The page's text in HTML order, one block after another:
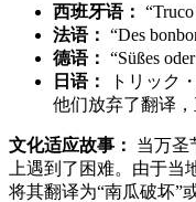
西班牙语：
法语： “Des
德语： “Süßes
日语：
トリック
他们放弃了翻译
文化适应故事：
当万圣
上遇到了困难。由于
将其翻译为“南瓜破坏”